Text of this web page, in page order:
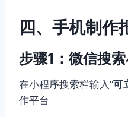
四、手机制作
步骤1：微信搜
在小程序搜索栏输入“可
作平台